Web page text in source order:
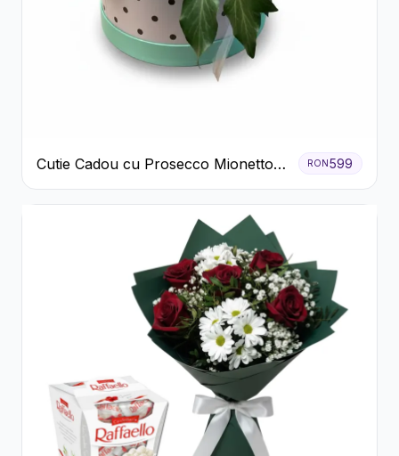
Cutie Cadou cu Prosecco Mionetto
Ferrero Rocher și Flori Pastelate
RON599